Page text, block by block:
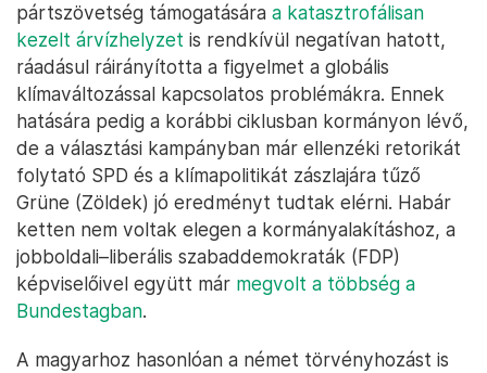
pártszövetség támogatására a katasztrofálisan
kezelt árvízhelyzet is rendkívül negatívan hatott,
ráadásul ráirányította a figyelmet a globális
klímaváltozással kapcsolatos problémákra. Ennek
hatására pedig a korábbi ciklusban kormányon lévő,
de a választási kampányban már ellenzéki retorikát
folytató SPD és a klímapolitikát zászlajára tűző
Grüne (Zöldek) jó eredményt tudtak elérni. Habár
ketten nem voltak elegen a kormányalakításhoz, a
jobboldali–liberális szabaddemokraták (FDP)
képviselőivel együtt már megvolt a többség a
Bundestagban.
A magyarhoz hasonlóan a német törvényhozást is